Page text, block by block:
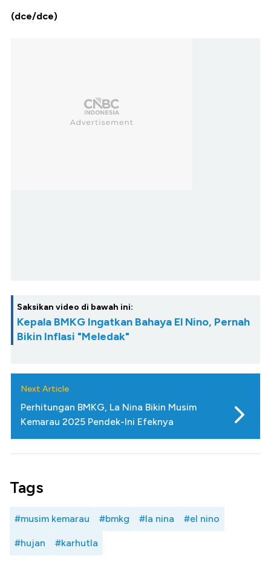
(dce/dce)
Saksikan video di bawah ini:
Kepala BMKG Ingatkan Bahaya El Nino, Pernah
Bikin Inflasi "Meledak"
Next Article
Perhitungan BMKG, La Nina Bikin Musim
Kemarau 2025 Pendek-Ini Efeknya
Tags
#musim kemarau #bmkg #la nina #el nino
#hujan #karhutla